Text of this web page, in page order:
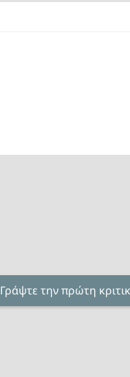
Γράψτε την πρώτη